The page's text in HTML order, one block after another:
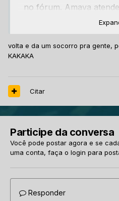
no fórum. Amava
Avatars, Banners e
volta e da um socorro pra gente,
KAKAKA
Citar
Participe da conversa
Você pode postar agora e se
uma conta, faça o login para
Responder